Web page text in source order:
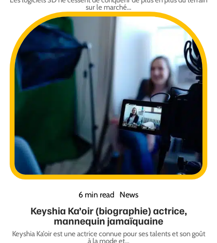
sur le marché…
6 min read News
Keyshia Ka’oir (biographie) actrice,
mannequin jamaïquaine
Keyshia Ka’oir est une actrice connue pour ses talents et son goût
à la mode et…